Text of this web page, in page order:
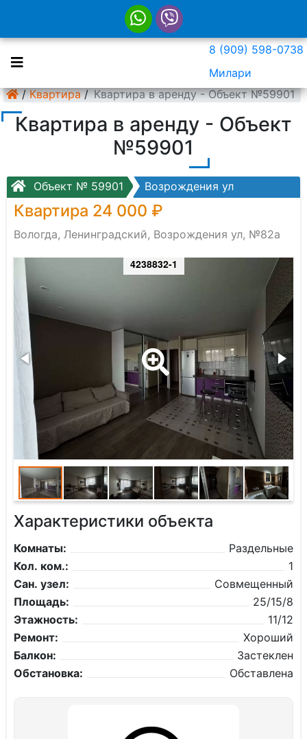
8 (909) 598-0738
Милари
/ Квартира / Квартира в аренду - Объект №59901
Квартира в аренду - Объект
№59901
Объект № 59901 Возрождения ул
Квартира 24 000 ₽
Вологда, Ленинградский, Возрождения ул, №82а
4238832-1
Характеристики объекта
Комнаты:
Раздельные
Кол. ком.:
1
Сан. узел:
Совмещенный
Площадь:
25/15/8
Этажность:
11/12
Ремонт:
Хороший
Балкон:
Застеклен
Обстановка:
Обставлена